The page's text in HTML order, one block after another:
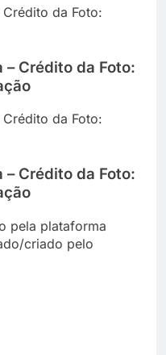
– Crédito da Foto:
– Crédito da Foto:
pela plataforma
criado pelo